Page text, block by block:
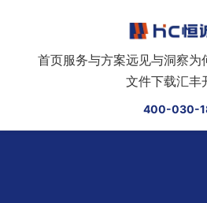
首页服务与方案远见与洞察为
文件下载汇丰
400-030-